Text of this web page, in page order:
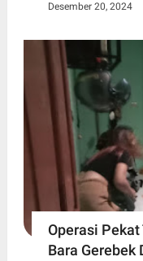
Desember 20, 2024
Operasi Pekat
Bara Gerebek